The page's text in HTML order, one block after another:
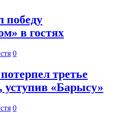
победу
в гостях
0
третье
уступив «Барысу»
0